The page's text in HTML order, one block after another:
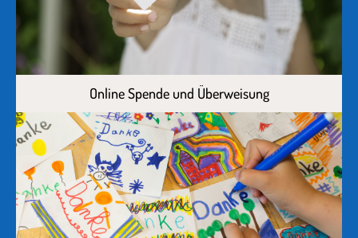
Online Spende und Überweisung